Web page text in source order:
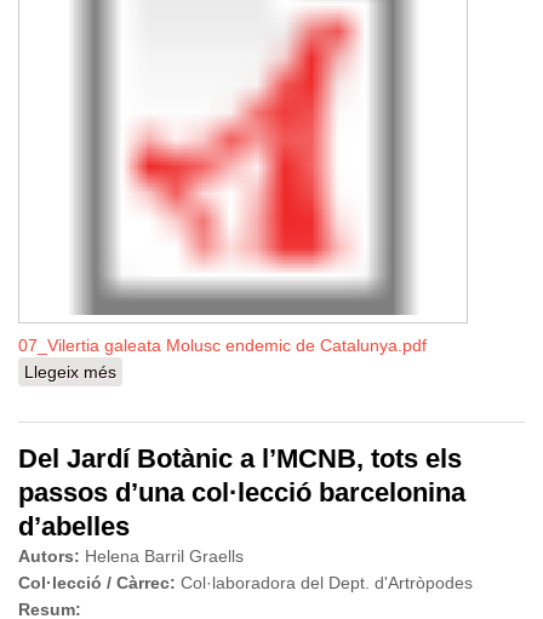
07_Vilertia galeata Molusc endemic de Catalunya.pdf
Llegeix més
Del Jardí Botànic a l’MCNB, tots els
passos d’una col·lecció barcelonina
d’abelles
Autors: Helena Barril Graells
Col·lecció / Càrrec: Col·laboradora del Dept. d'Artròpodes
Resum: